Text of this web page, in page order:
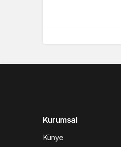
Kurumsal
Künye